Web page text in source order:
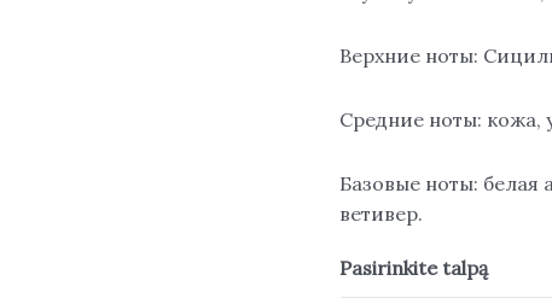
Верхние ноты:
Средние ноты: кожа,
Базовые ноты: белая
ветивер.
Pasirinkite talpą